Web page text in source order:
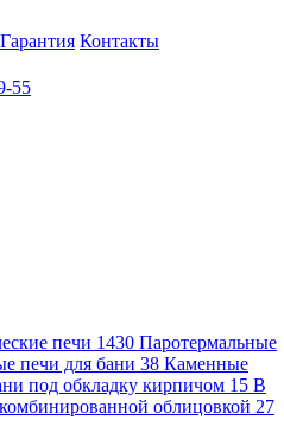
Гарантия Контакты
55
печи 1430 Паротермальные
печи для бани 38 Каменные
под обкладку кирпичом 15 В
облицовкой 27